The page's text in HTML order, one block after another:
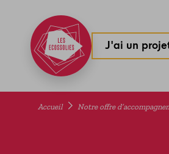
J'ai un
Accueil Notre offre